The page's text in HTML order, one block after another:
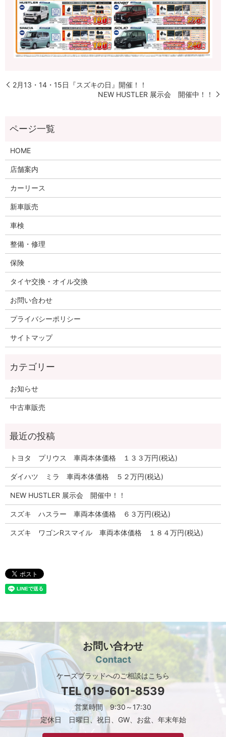
2月13・14・15日『スズキの日』開催！！
NEW HUSTLER 展示会 開催中！！
HOME
店舗案内
カーリース
新車販売
車検
整備・修理
保険
タイヤ交換・オイル交換
お問い合わせ
プライバシーポリシー
サイトマップ
お知らせ
中古車販売
トヨタ プリウス 車両本体価格 １３３万円(税込)
ダイハツ ミラ 車両本体価格 ５２万円(税込)
NEW HUSTLER 展示会 開催中！！
スズキ ハスラー 車両本体価格 ６３万円(税込)
スズキ ワゴンRスマイル 車両本体価格 １８４万円(税込)
お問い合わせ
Contact
ケーズブラッドへのご相談はこちら
TEL019-601-8539
営業時間 9:30～17:30
定休日 日曜日、祝日、GW、お盆、年末年始